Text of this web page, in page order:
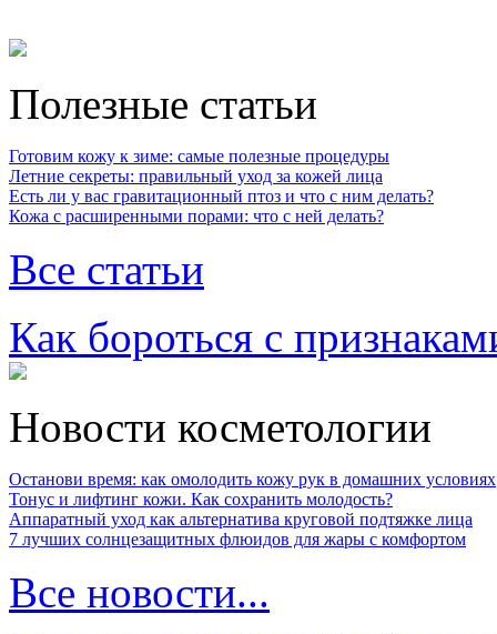
Полезные статьи
Готовим кожу к зиме: самые полезные процедуры
Летние секреты: правильный уход за кожей лица
Есть ли у вас гравитационный птоз и что с ним делать?
Кожа с расширенными порами: что с ней делать?
Все статьи
Как бороться с
Новости косметологии
Останови время: как омолодить кожу рук в домашних условиях
Тонус и лифтинг кожи. Как сохранить молодость?
Аппаратный уход как альтернатива круговой подтяжке лица
7 лучших солнцезащитных флюидов для жары с комфортом
Все новости...